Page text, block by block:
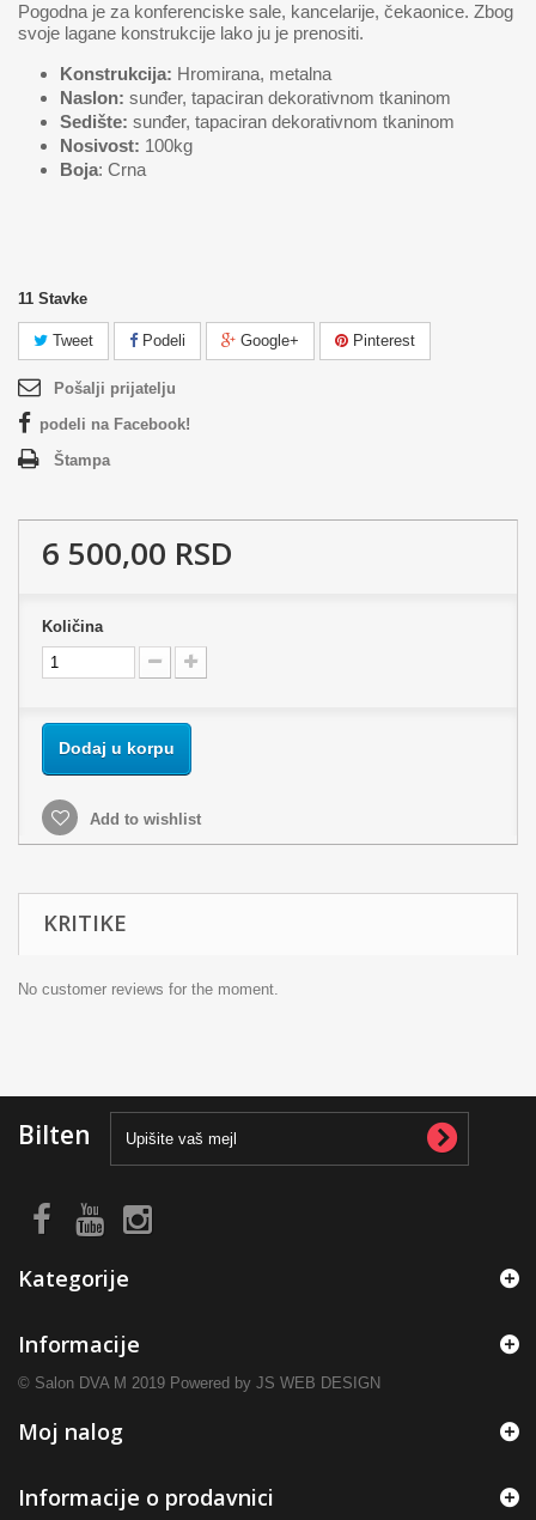
Pogodna je za konferenciske sale, kancelarije, čekaonice. Zbog
svoje lagane konstrukcije lako ju je prenositi.
Konstrukcija: Hromirana, metalna
Naslon: sunđer, tapaciran dekorativnom tkaninom
Sedište: sunđer, tapaciran dekorativnom tkaninom
Nosivost: 100kg
Boja: Crna
11 Stavke
Tweet Podeli Google+ Pinterest
Pošalji prijatelju
podeli na Facebook!
Štampa
6 500,00 RSD
Količina
Dodaj u korpu
Add to wishlist
KRITIKE
No customer reviews for the moment.
Bilten
Kategorije
Informacije
© Salon DVA M 2019 Powered by JS WEB DESIGN
Moj nalog
Informacije o prodavnici